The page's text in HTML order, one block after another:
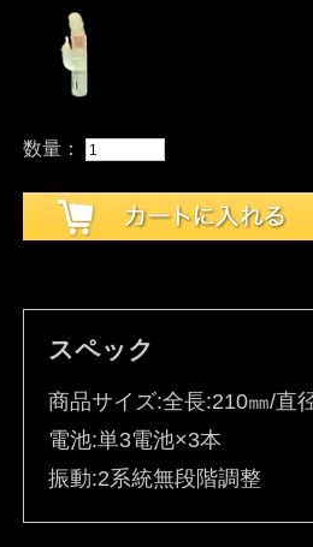
数量：
スペック
商品サイズ:全長:210㎜/直
電池:単3電池×3本
振動:2系統無段階調整